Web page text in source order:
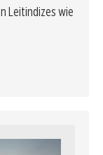
Leitindizes wie